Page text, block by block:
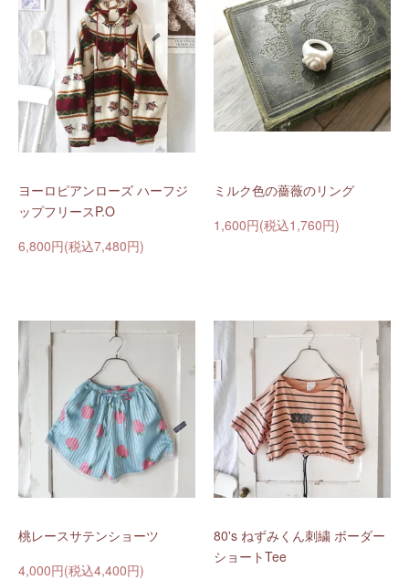
ヨーロピアンローズ ハーフジ
ップフリースP.O
6,800円(税込7,480円)
ミルク色の薔薇のリング
1,600円(税込1,760円)
桃レースサテンショーツ
4,000円(税込4,400円)
80's ねずみくん刺繍 ボーダー
ショートTee